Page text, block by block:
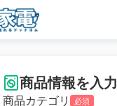
商品情報を入力
商品カテゴリ 必須